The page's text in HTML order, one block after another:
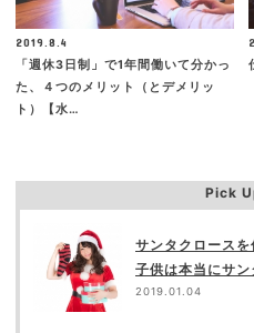
2019.8.4
「週休3日制」で1年間働いて分かっ
た、４つのメリット（とデメリッ
ト）【水…
Pick
サンタクロース
子供は本当にサ
2019.01.04